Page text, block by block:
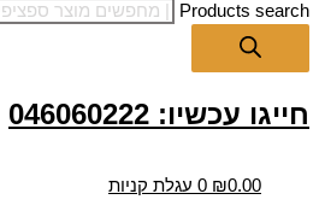
Products search
חייגו עכשיו: 046060222
₪0.00
0 עגלת קניות